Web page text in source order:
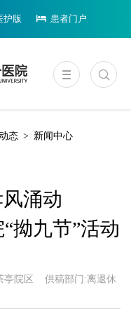
护版 患者门户
态 > 新闻中心
涌动
九节”活动
亭院区 供稿部门:离退休